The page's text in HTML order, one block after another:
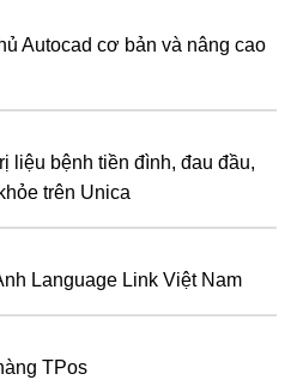
Autocad cơ bản và nâng cao
liệu bệnh tiền đình, đau đầu,
trên Unica
Language Link Việt Nam
TPos